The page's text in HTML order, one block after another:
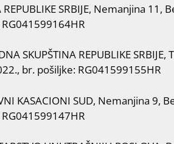
REPUBLIKE SRBIJE, Nemanjina
SKUPŠTINA REPUBLIKE
br. pošiljke: RG041599155HR
KASACIONI SUD, Nemanjina
RG041599147HR